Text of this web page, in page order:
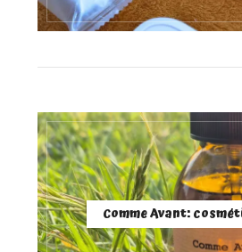
Comme Avant: